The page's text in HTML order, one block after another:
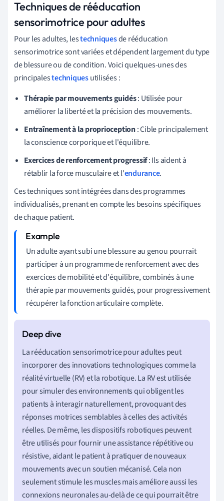
Techniques de rééducation
sensorimotrice pour adultes
Pour les adultes, lestechniquesde rééducation
sensorimotrice sont variées et dépendent largement du type
de blessure ou de condition. Voici quelques-unes des
principalestechniquesutilisées :
Thérapie par mouvements guidés: Utilisée pour
améliorer la liberté et la précision des mouvements.
Entraînement à la proprioception: Cible principalement
la conscience corporique et l'équilibre.
Exercices de renforcement progressif: Ils aident à
rétablir la force musculaire et l'endurance.
Ces techniques sont intégrées dans des programmes
individualisés, prenant en compte les besoins spécifiques
de chaque patient.
Un adulte ayant subi une blessure au genou pourrait
participer à un programme de renforcement avec des
exercices de mobilité et d'équilibre, combinés à une
thérapie par mouvements guidés, pour progressivement
récupérer la fonction articulaire complète.
La rééducation sensorimotrice pour adultes peut
incorporer des innovations technologiques comme la
réalité virtuelle (RV) et la robotique. La RV est utilisée
pour simuler des environnements qui obligent les
patients à interagir naturellement, provoquant des
réponses motrices semblables à celles des activités
réelles. De même, les dispositifs robotiques peuvent
être utilisés pour fournir une assistance répétitive ou
résistive, aidant le patient à pratiquer de nouveaux
mouvements avec un soutien mécanisé. Cela non
seulement stimule les muscles mais améliore aussi les
connexions neuronales au-delà de ce qui pourrait être